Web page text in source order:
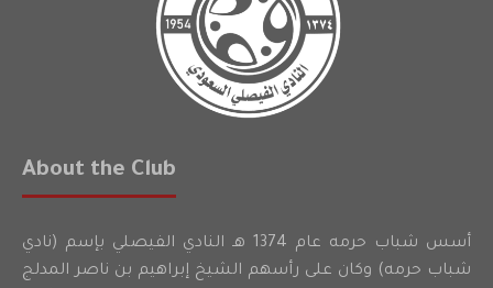
About the Club
أسس شباب حرمه عام 1374 هـ النادي الفيصلي بإسم (نادي
شباب حرمه) وكان على رأسهم الشيخ إبراهيم بن ناصر المدلج